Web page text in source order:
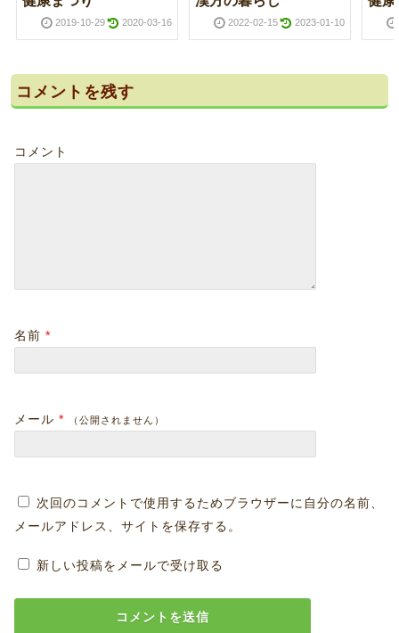
2019-10-29 2020-03-16 2022-02-15 2023-01-10
コメントを残す
コメント
名前 *
メール * （公開されません）
次回のコメントで使用するためブラウザーに自分の名前、
メールアドレス、サイトを保存する。
新しい投稿をメールで受け取る